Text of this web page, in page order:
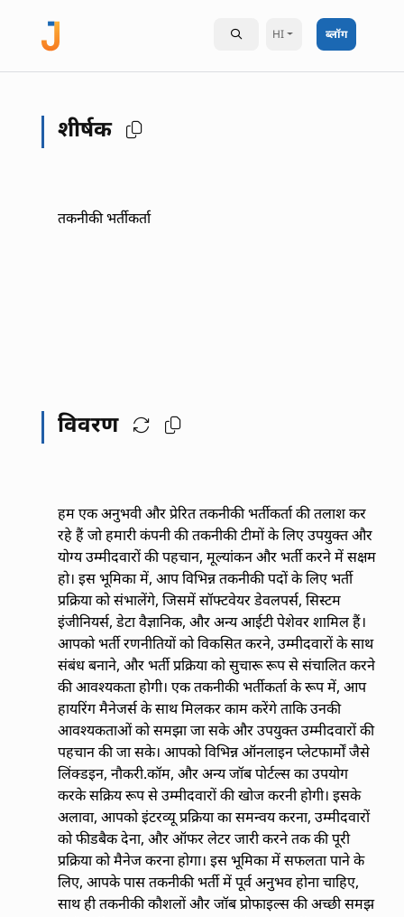
HI ब्लॉग
शीर्षक
तकनीकी भर्तीकर्ता
विवरण
हम एक अनुभवी और प्रेरित तकनीकी भर्तीकर्ता की तलाश कर
रहे हैं जो हमारी कंपनी की तकनीकी टीमों के लिए उपयुक्त और
योग्य उम्मीदवारों की पहचान, मूल्यांकन और भर्ती करने में सक्षम
हो। इस भूमिका में, आप विभिन्न तकनीकी पदों के लिए भर्ती
प्रक्रिया को संभालेंगे, जिसमें सॉफ्टवेयर डेवलपर्स, सिस्टम
इंजीनियर्स, डेटा वैज्ञानिक, और अन्य आईटी पेशेवर शामिल हैं।
आपको भर्ती रणनीतियों को विकसित करने, उम्मीदवारों के साथ
संबंध बनाने, और भर्ती प्रक्रिया को सुचारू रूप से संचालित करने
की आवश्यकता होगी। एक तकनीकी भर्तीकर्ता के रूप में, आप
हायरिंग मैनेजर्स के साथ मिलकर काम करेंगे ताकि उनकी
आवश्यकताओं को समझा जा सके और उपयुक्त उम्मीदवारों की
पहचान की जा सके। आपको विभिन्न ऑनलाइन प्लेटफार्मों जैसे
लिंक्डइन, नौकरी.कॉम, और अन्य जॉब पोर्टल्स का उपयोग
करके सक्रिय रूप से उम्मीदवारों की खोज करनी होगी। इसके
अलावा, आपको इंटरव्यू प्रक्रिया का समन्वय करना, उम्मीदवारों
को फीडबैक देना, और ऑफर लेटर जारी करने तक की पूरी
प्रक्रिया को मैनेज करना होगा। इस भूमिका में सफलता पाने के
लिए, आपके पास तकनीकी भर्ती में पूर्व अनुभव होना चाहिए,
साथ ही तकनीकी कौशलों और जॉब प्रोफाइल्स की अच्छी समझ